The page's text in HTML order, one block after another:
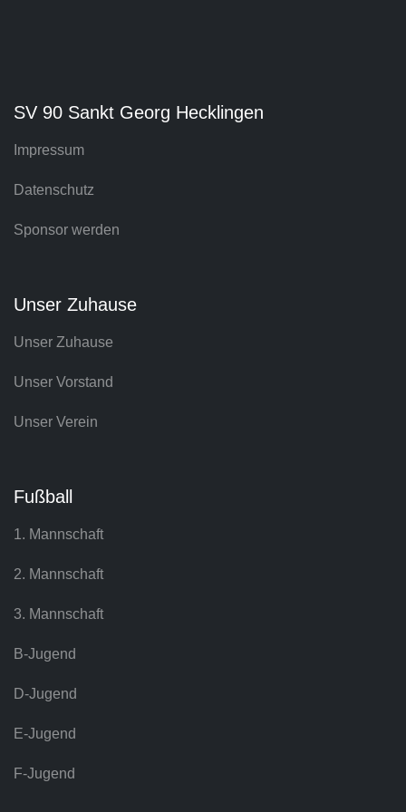
SV 90 Sankt Georg Hecklingen
Impressum
Datenschutz
Sponsor werden
Unser Zuhause
Unser Zuhause
Unser Vorstand
Unser Verein
Fußball
1. Mannschaft
2. Mannschaft
3. Mannschaft
B-Jugend
D-Jugend
E-Jugend
F-Jugend